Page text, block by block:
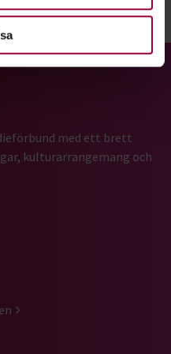
LinkedIn E-mail
med ett brett
kulturarrangemang och